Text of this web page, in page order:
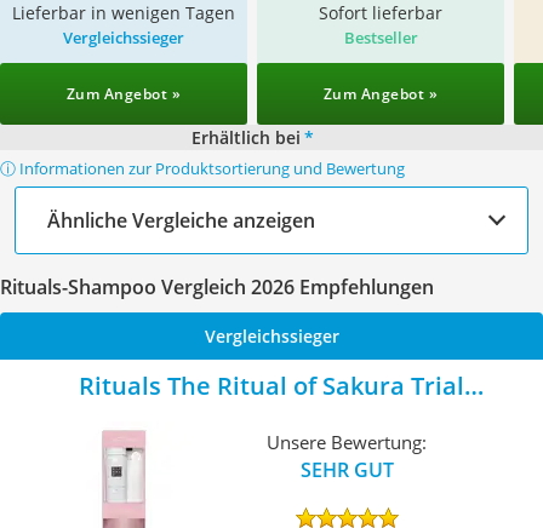
Lieferbar in wenigen Tagen Sofort lieferbar
Vergleichssieger
Zum Angebot »
Bestseller
Zum Angebot »
Erhältlich bei *
ⓘ Informationen zur Produktsortierung und Bewertung
Ähnliche Vergleiche anzeigen
Rituals-Shampoo Vergleich 2026 Empfehlungen
Vergleichssieger
Rituals The Ritual of Sakura Trial
Unsere Bewertung:
SEHR GUT